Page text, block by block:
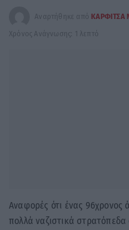
Αναρτήθηκε από ΚΑΡΦΙΤΣΑ
Χρόνος Ανάγνωσης: 1 λεπτό
Αναφορές ότι ένας 96χρονος
πολλά ναζιστικά